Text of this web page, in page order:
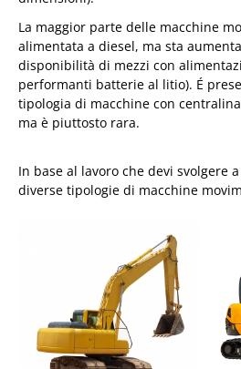
La maggior parte delle macchine
alimentata a diesel, ma sta
disponibilità di mezzi con
performanti batterie al litio). É
tipologia di macchine con
ma è piuttosto rara.
In base al lavoro che devi svolgere
diverse tipologie di macchine